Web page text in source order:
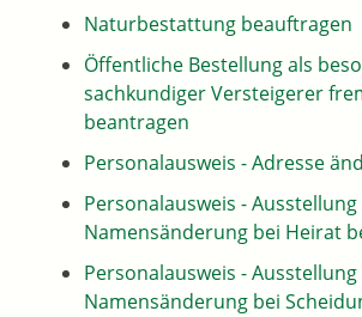
Naturbestattung beauftragen
Öffentliche Bestellung als
sachkundiger Versteigerer
beantragen
Personalausweis - Adresse
Personalausweis - Ausstellung
Namensänderung bei Heirat
Personalausweis - Ausstellung
Namensänderung bei